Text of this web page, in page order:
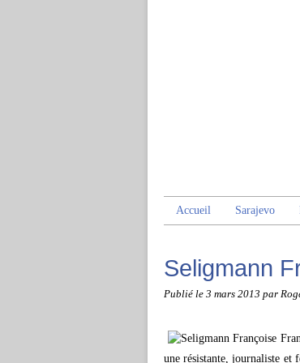
Accueil Sarajevo
Seligmann
Publié le 3 mars 2013 par
une résistante, journaliste et